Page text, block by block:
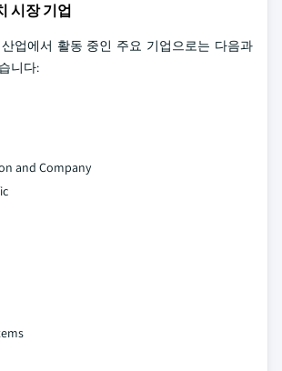
시장 기업
업에서 활동 중인 주요 기업으로는 다음과
니다:
and Company